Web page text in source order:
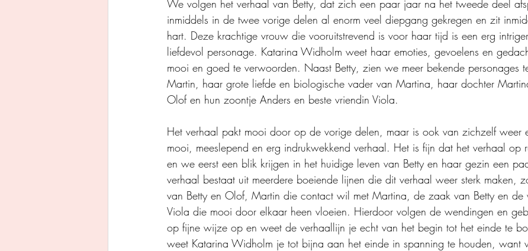
We volgen het verhaal van Betty, dat zich een paar jaar na het tweede deel
inmiddels in de twee vorige delen al enorm veel diepgang gekregen en zit
hart. Deze krachtige vrouw die vooruitstrevend is voor haar tijd is een erg
liefdevol personage. Katarina Widholm weet haar emoties, gevoelens en
mooi en goed te verwoorden. Naast Betty, zien we meer bekende personages
Martin, haar grote liefde en biologische vader van Martina, haar dochter
Olof en hun zoontje Anders en beste vriendin Viola.
Het verhaal pakt mooi door op de vorige delen, maar is ook van zichzelf weer
mooi, meeslepend en erg indrukwekkend verhaal. Het is fijn dat het verhaal op
en we eerst een blik krijgen in het huidige leven van Betty en haar gezin een
verhaal bestaat uit meerdere boeiende lijnen die dit verhaal weer sterk maken,
van Betty en Olof, Martin die contact wil met Martina, de zaak van Betty en de
Viola die mooi door elkaar heen vloeien. Hierdoor volgen de wendingen en
op fijne wijze op en weet de verhaallijn je echt van het begin tot het einde te
weet Katarina Widholm je tot bijna aan het einde in spanning te houden, want